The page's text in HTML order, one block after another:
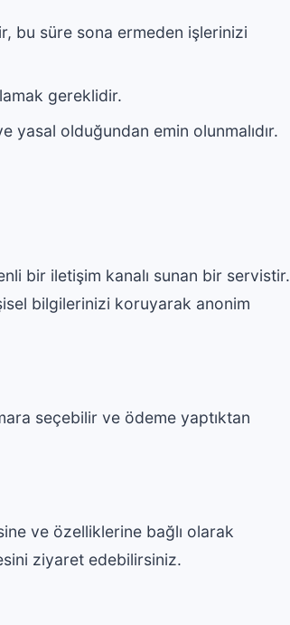
bu süre sona ermeden işlerinizi
gereklidir.
yasal olduğundan emin olunmalıdır.
bir iletişim kanalı sunan bir servistir.
bilgilerinizi koruyarak anonim
seçebilir ve ödeme yaptıktan
ve özelliklerine bağlı olarak
ziyaret edebilirsiniz.